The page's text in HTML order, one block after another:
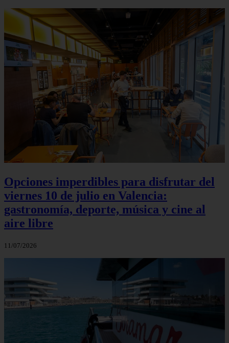
Opciones imperdibles para disfrutar del
viernes 10 de julio en Valencia:
gastronomía, deporte, música y cine al
aire libre
11/07/2026